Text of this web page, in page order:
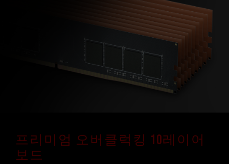
프리미엄 오버클럭킹 10레이어
보드